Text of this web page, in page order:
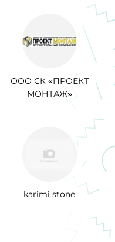
ООО СК «ПРОЕКТ
МОНТАЖ»
karimi stone